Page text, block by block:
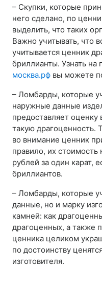
– Скупки, которые
него сделано, по
выделить, что таких
Важно учитывать, что
учитывается ценник
бриллианты. Узнать на
москва.рф вы можете
– Ломбарды, которые
наружные данные
предоставляет
такую драгоценность.
во внимание ценник
правило, их
рублей за один карат,
бриллиантов.
– Ломбарды, которые
данные, но и марку
камней: как
драгоценных, а также
ценника целиком
по достоинству
изготовителя.